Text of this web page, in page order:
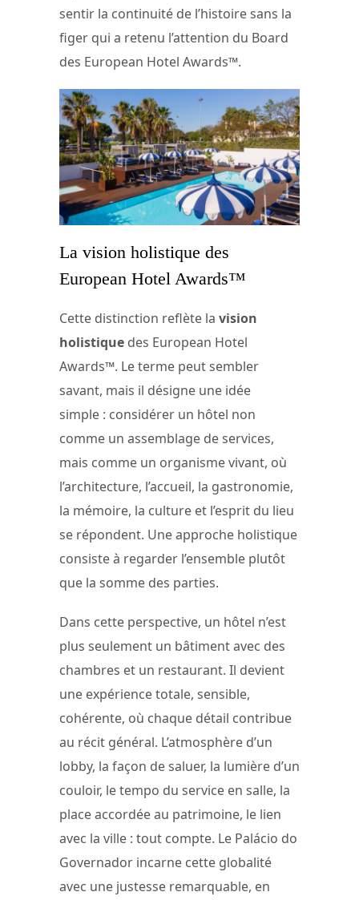
sentir la continuité de l’histoire sans la
figer qui a retenu l’attention du Board
des European Hotel Awards™.
La vision holistique des
European Hotel Awards™
Cette distinction reflète la vision
holistique des European Hotel
Awards™. Le terme peut sembler
savant, mais il désigne une idée
simple : considérer un hôtel non
comme un assemblage de services,
mais comme un organisme vivant, où
l’architecture, l’accueil, la gastronomie,
la mémoire, la culture et l’esprit du lieu
se répondent. Une approche holistique
consiste à regarder l’ensemble plutôt
que la somme des parties.
Dans cette perspective, un hôtel n’est
plus seulement un bâtiment avec des
chambres et un restaurant. Il devient
une expérience totale, sensible,
cohérente, où chaque détail contribue
au récit général. L’atmosphère d’un
lobby, la façon de saluer, la lumière d’un
couloir, le tempo du service en salle, la
place accordée au patrimoine, le lien
avec la ville : tout compte. Le Palácio do
Governador incarne cette globalité
avec une justesse remarquable, en